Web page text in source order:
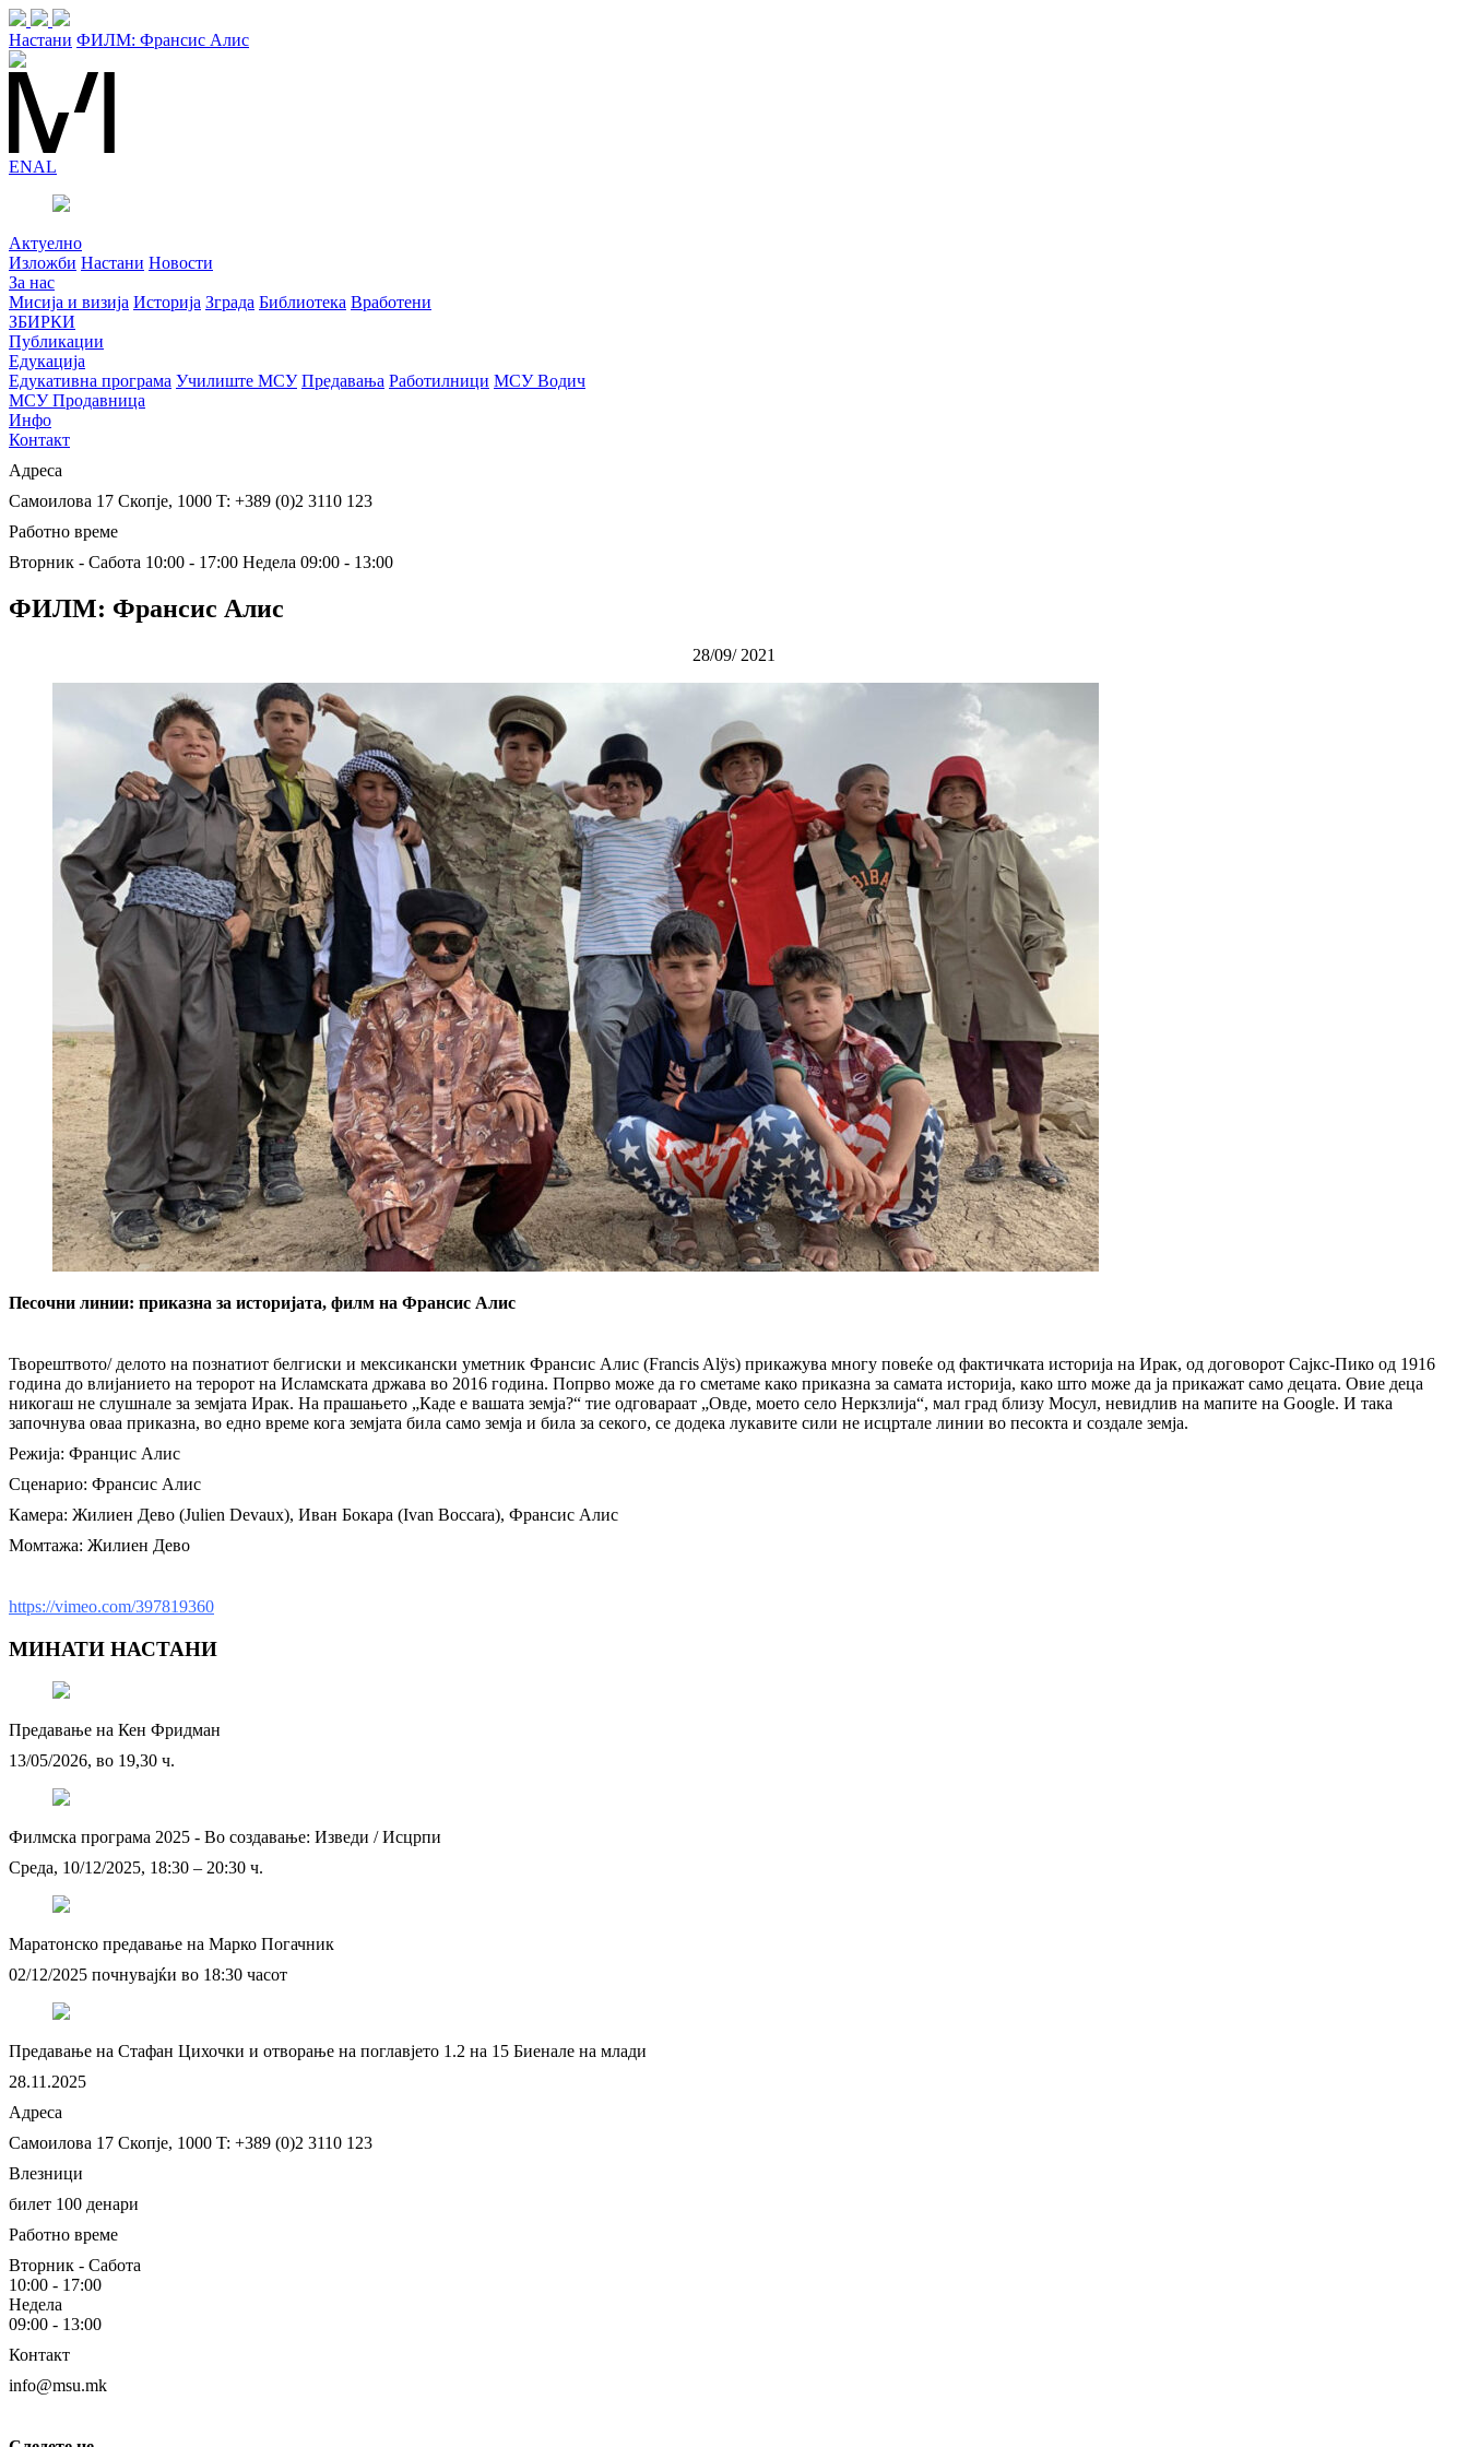
Настани ФИЛМ: Франсис Алис
ENAL
Актуелно
Изложби Настани Новости
За нас
Мисија и визија Историја Зграда Библиотека Вработени
ЗБИРКИ
Публикации
Едукација
Едукативна програма Училиште МСУ Предавања Работилници МСУ Водич
МСУ Продавница
Инфо
Контакт
Адреса
Самоилова 17 Скопје, 1000 T: +389 (0)2 3110 123
Работно време
Вторник - Сабота 10:00 - 17:00 Недела 09:00 - 13:00
ФИЛМ: Франсис Алис
28/09/ 2021
Песочни линии: приказна за историјата, филм на Франсис Алис
Творештвото/ делото на познатиот белгиски и мексикански уметник Франсис Алис (Francis Alÿs) прикажува многу повеќе од фактичката историја на Ирак, од договорот Сајкс-Пико од 1916
година до влијанието на теророт на Исламската држава во 2016 година. Попрво може да го сметаме како приказна за самата историја, како што може да ја прикажат само децата. Овие деца
никогаш не слушнале за земјата Ирак. На прашањето „Каде е вашата земја?“ тие одговараат „Овде, моето село Неркзлија“, мал град близу Мосул, невидлив на мапите на Google. И така
започнува оваа приказна, во едно време кога земјата била само земја и била за секого, се додека лукавите сили не исцртале линии во песокта и создале земја.
Режија: Францис Алис
Сценарио: Франсис Алис
Камера: Жилиен Дево (Julien Devaux), Иван Бокара (Ivan Boccara), Франсис Алис
Момтажа: Жилиен Дево
https://vimeo.com/397819360
МИНАТИ НАСТАНИ
Предавање на Кен Фридман
13/05/2026, во 19,30 ч.
Филмска програма 2025 - Во создавање: Изведи / Исцрпи
Среда, 10/12/2025, 18:30 – 20:30 ч.
Маратонско предавање на Марко Погачник
02/12/2025 почнувајќи во 18:30 часот
Предавање на Стафан Цихочки и отворање на поглавјето 1.2 на 15 Биенале на млади
28.11.2025
Адреса
Самоилова 17 Скопје, 1000 T: +389 (0)2 3110 123
Влезници
билет 100 денари
Работно време
Вторник - Сабота
10:00 - 17:00
Недела
09:00 - 13:00
Контакт
info@msu.mk